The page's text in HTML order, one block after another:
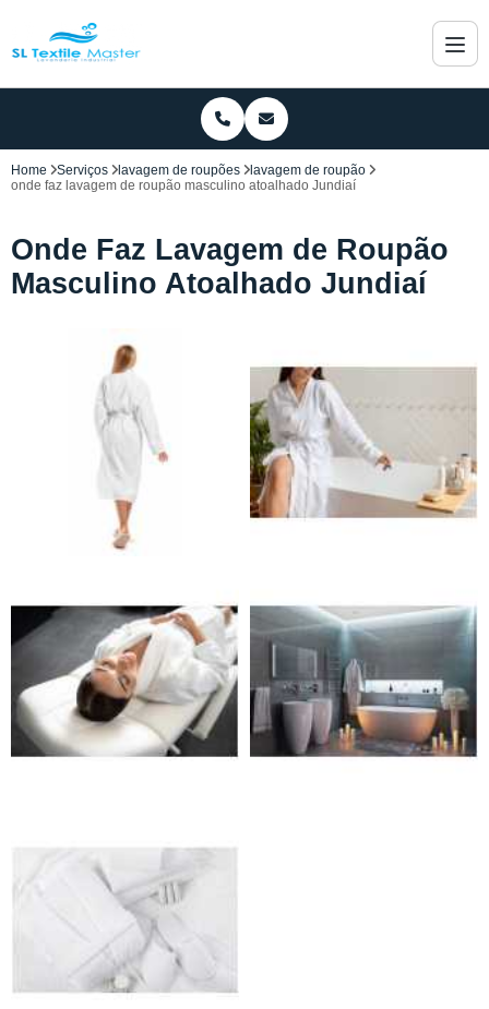
Home Serviços lavagem de roupões
lavagem de roupão
onde faz lavagem de roupão masculino atoalhado Jundiaí
Onde Faz Lavagem de Roupão
Masculino Atoalhado Jundiaí